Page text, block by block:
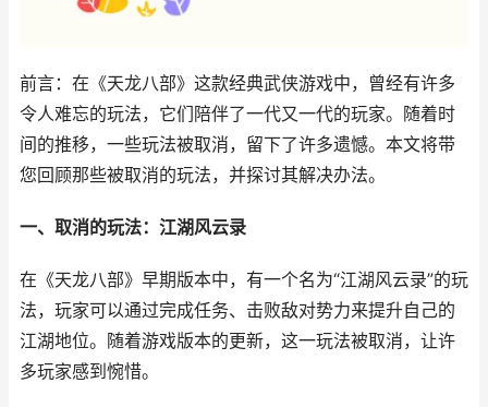
前言：在《天龙八部》这款经典武侠游戏中，曾经有许多
令人难忘的玩法，它们陪伴了一代又一代的玩家。随着时
间的推移，一些玩法被取消，留下了许多遗憾。本文将带
您回顾那些被取消的玩法，并探讨其解决办法。
一、取消的玩法：江湖风云录
在《天龙八部》早期版本中，有一个名为“江湖风云录”的玩
法，玩家可以通过完成任务、击败敌对势力来提升自己的
江湖地位。随着游戏版本的更新，这一玩法被取消，让许
多玩家感到惋惜。